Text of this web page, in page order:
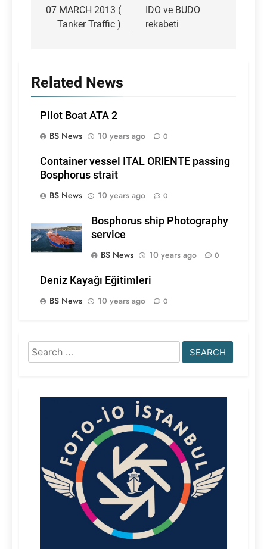
navigation
07 MARCH 2013 (
Tanker Traffic )
IDO ve BUDO
rekabeti
Related News
Pilot Boat ATA 2
BS News
10 years ago 0
Container vessel ITAL ORIENTE passing
Bosphorus strait
BS News
10 years ago 0
Bosphorus ship Photography
service
BS News
10 years ago 0
Deniz Kayağı Eğitimleri
BS News
10 years ago 0
Search
for: